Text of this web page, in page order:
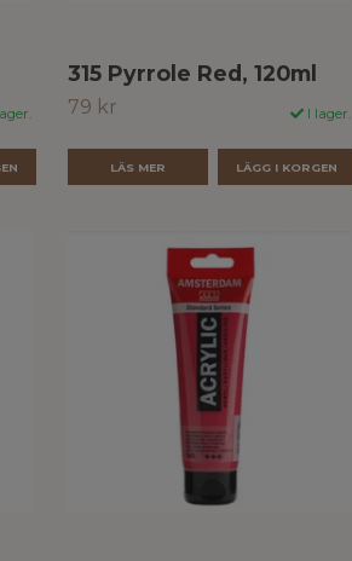
315 Pyrrole Red, 120ml
79 kr I lager.
LÄS MER